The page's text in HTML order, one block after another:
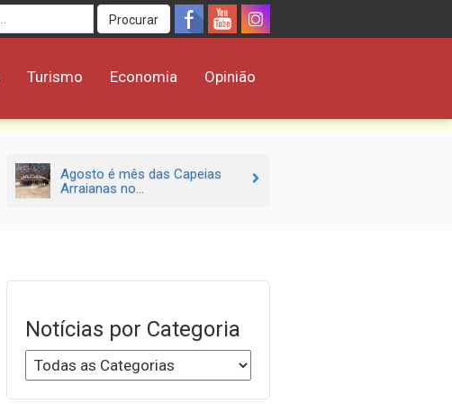
Procurar
Turismo Economia Opinião
Agosto é mês das Capeias
Arraianas no...
Notícias por Categoria